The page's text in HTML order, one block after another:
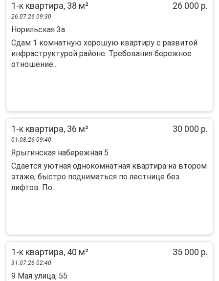
1-к квартира, 38 м² 26 000 р.
26.07.26 09:30
Норильская 3а
Сдам 1 комнатную хорошую квартиру с развитой
инфраструктурой районе. Требования бережное
отношение...
1-к квартира, 36 м² 30 000 р.
01.08.26 09:40
Ярыгинская набережная 5
Сдаётся уютная однокомнатная квартира на втором
этаже, быстро подниматься по лестнице без
лифтов. По...
1-к квартира, 40 м² 35 000 р.
31.07.26 02:40
9 Мая улица, 55